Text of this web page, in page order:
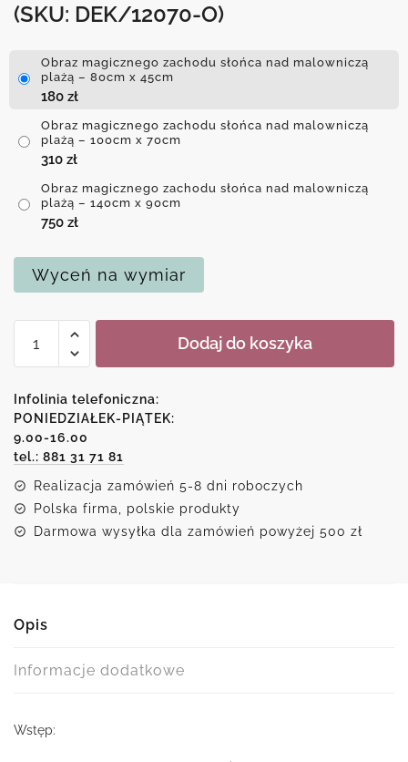
(SKU: DEK/12070-O)
Obraz magicznego zachodu słońca nad malowniczą
plażą – 80cm x 45cm
180 zł
Obraz magicznego zachodu słońca nad malowniczą
plażą – 100cm x 70cm
310 zł
Obraz magicznego zachodu słońca nad malowniczą
plażą – 140cm x 90cm
750 zł
Wyceń na wymiar
Obraz
zachodu
słońca
nad
malowniczą
plażą
Dodaj do koszyka
Infolinia telefoniczna:
PONIEDZIAŁEK-PIĄTEK:
9.00-16.00
tel.: 881 31 71 81
Realizacja zamówień 5-8 dni roboczych
Polska firma, polskie produkty
Darmowa wysyłka dla zamówień powyżej 500 zł
Opis
Informacje dodatkowe
Wstęp: